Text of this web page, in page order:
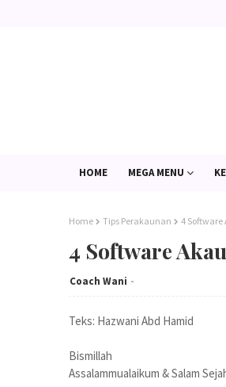
HOME MEGA MENU
Home Tips Perakaunan 4 Software
4 Software
Coach Wani
Teks: Hazwani Abd Hamid
Bismillah
Assalammualaikum & Salam